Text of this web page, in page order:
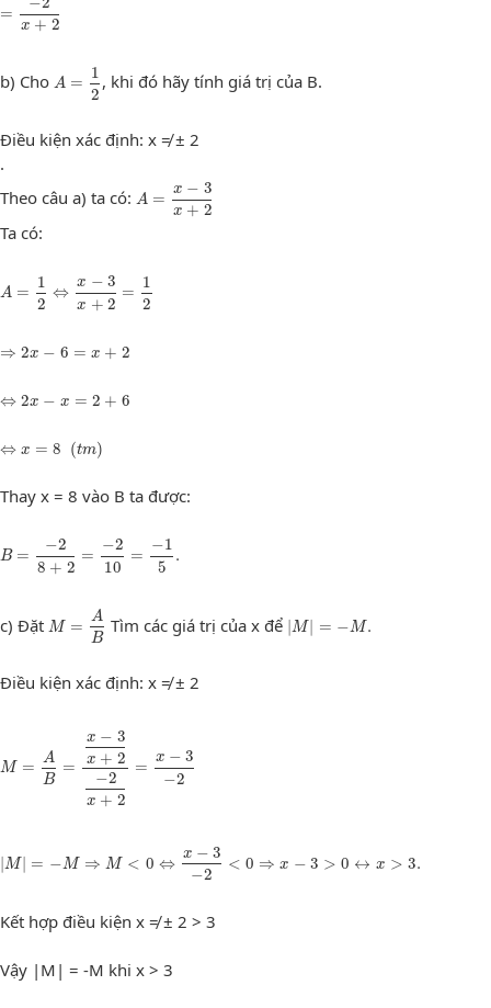
=
x + 2
b) Cho A =
1
2
A 2 , khi đó hãy tính giá trị của B.
Điều kiện xác định: x ≠ ± 2
.
Theo câu a) ta có: A =
x − 3
x + 2
A −3x +2
Ta có:
A =
1
2
⇔
x − 3
x + 2
=
1
2
A 2⇔ −3 x+ 2 2
⇒ 2x − 6 = x + 2
⇔ 2x − x = 2 + 6
⇔ x = 8 (tm)
m
Thay x = 8 vào B ta được:
B =
−2
8 + 2
=
−2
10
=
−1
5
.
B= 8+2 210 15
c) Đặt M =
A
B
M= B Tìm các giá trị của x để | M | = − M.
|M| M .
Điều kiện xác định: x ≠ ± 2
M =
A
B
=
x − 3
x + 2
−2
x + 2
=
x − 3
−2
M= B= 3x +2− +2= x−
|M | = −M ⇒ M < 0 ⇔
x − 3
−2
< 0 ⇒ x − 3 > 0 ↔ x > 3.
|M| M ⇒ <0⇔ − 2 <0 ⇒ −3 >3.
Kết hợp điều kiện x ≠ ± 2 > 3
Vậy |M| = -M khi x > 3